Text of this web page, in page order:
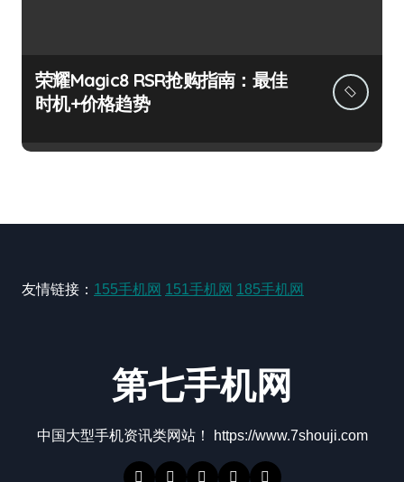
荣耀Magic8 RSR抢购指南：最佳
时机+价格趋势
友情链接： 155手机网 151手机网 185手机网
第七手机网
中国大型手机资讯类网站！ https://www.7shouji.com